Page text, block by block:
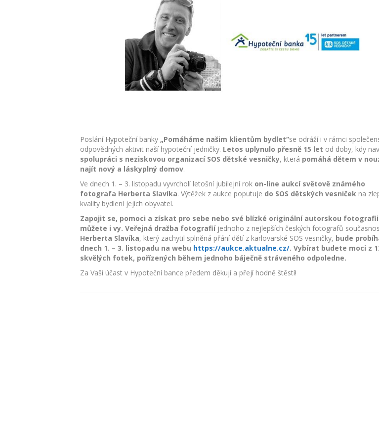
fotografií
Herberta
Poslání Hypoteční banky „Pomáháme našim klientům bydlet“se odráží i v rámci
odpovědných aktivit naší hypoteční jedničky. Letos uplynulo přesně 15 let od doby, kdy
spolupráci s neziskovou organizací SOS dětské vesničky, která pomáhá dětem v
najít nový a láskyplný domov.
Ve dnech 1. – 3. listopadu vyvrcholí letošní jubilejní rok on-line aukcí světově známého
fotografa Herberta Slavíka. Výtěžek z aukce poputuje do SOS dětských vesniček na
kvality bydlení jejích obyvatel.
Zapojit se, pomoci a získat pro sebe nebo své blízké originální autorskou fotografii
můžete i vy. Veřejná dražba fotografiíjednoho z nejlepších českých fotografů
Herberta Slavíka, který zachytil splněná přání dětí z karlovarské SOS vesničky, bude
dnech 1. – 3. listopadu na webu https://aukce.aktualne.cz/. Vybírat budete moci z
skvělých fotek, pořízených během jednoho báječně stráveného odpoledne.
Za Vaši účast v Hypoteční bance předem děkují a přejí hodně štěstí!